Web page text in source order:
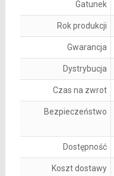
Gatunek
Rok produkcji
Gwarancja
Dystrybucja
Czas na zwrot
Bezpieczeństwo
Dostępność
Koszt dostawy